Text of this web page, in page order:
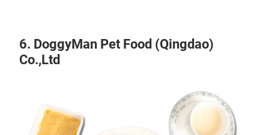
6. DoggyMan Pet Food (Qingdao)
Co.,Ltd